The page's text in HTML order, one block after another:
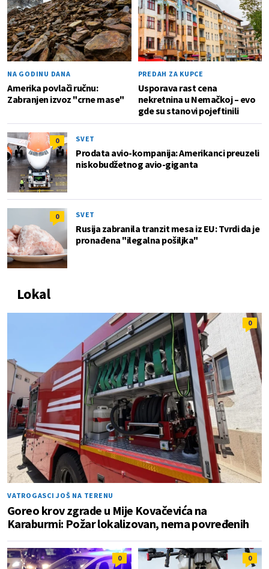
NA GODINU DANA
Amerika povlači ručnu:
Zabranjen izvoz "crne mase"
PREDAH ZA KUPCE
Usporava rast cena
nekretnina u Nemačkoj – evo
gde su stanovi pojeftinili
0 SVET
Prodata avio-kompanija: Amerikanci preuzeli
niskobudžetnog avio-giganta
0 SVET
Rusija zabranila tranzit mesa iz EU: Tvrdi da je
pronađena "ilegalna pošiljka"
Lokal
0
VATROGASCI JOŠ NA TERENU
Goreo krov zgrade u Mije Kovačevića na
Karaburmi: Požar lokalizovan, nema povređenih
0 0